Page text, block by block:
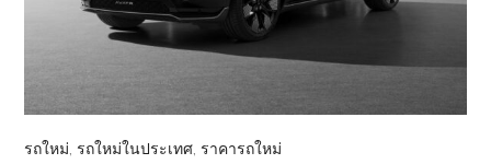
รถใหม่ ,รถใหม่ในประเทศ ,ราคารถใหม่